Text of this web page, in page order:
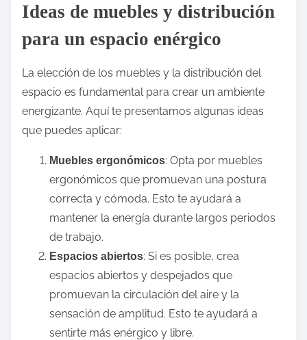
Ideas de muebles y distribución
para un espacio enérgico
La elección de los muebles y la distribución del
espacio es fundamental para crear un ambiente
energizante. Aquí te presentamos algunas ideas
que puedes aplicar:
Muebles ergonómicos: Opta por muebles
ergonómicos que promuevan una postura
correcta y cómoda. Esto te ayudará a
mantener la energía durante largos periodos
de trabajo.
Espacios abiertos: Si es posible, crea
espacios abiertos y despejados que
promuevan la circulación del aire y la
sensación de amplitud. Esto te ayudará a
sentirte más enérgico y libre.